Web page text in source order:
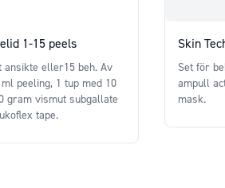
1-15 peels
ansikte eller15 beh. Av
peeling, 1 tup med 10
gram vismut subgallate
tape.
Skin
Set för
ampull
mask.